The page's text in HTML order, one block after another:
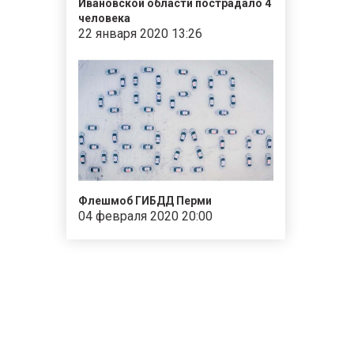
Ивановской области пострадало 4
человека
22 января 2020 13:26
Флешмоб ГИБДД Перми
04 февраля 2020 20:00